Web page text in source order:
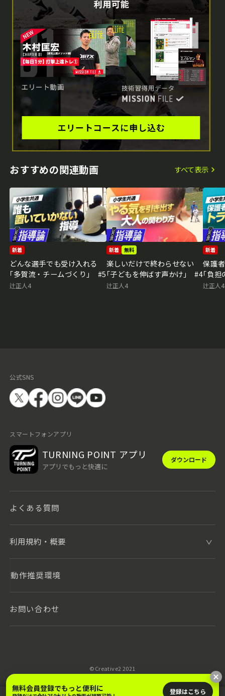
おすすめの関連動画 すべて表示
新着
どんな選手でも受け入れる
｢多賀流・チームづくり｣ #5
辻正人4
新着 無料
楽しいだけで終わらせない
｢子どもを伸ばす声かけ｣ #4
辻正人4
新着
保護
｢負
辻正人4
無料会員登録でもっと便利に 登録はこちら
公式SNS
スマートフォンアプリ
TURNING POINT アプリ
アプリでもっと快適に
ダウンロード
よくある質問
利用規約・概要
動作推奨環境
お問い合わせ
©️Creative2 2021